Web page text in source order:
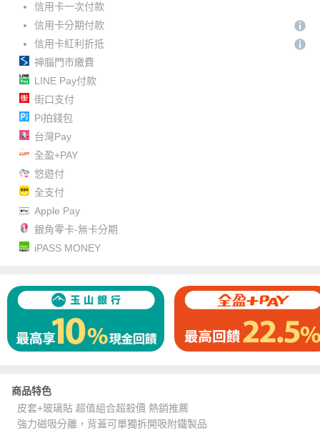
信用卡一次付款
信用卡分期付款
信用卡紅利折抵
神腦門市繳費
LINE Pay付款
街口支付
Pi拍錢包
台灣Pay
全盈+PAY
悠遊付
全支付
Apple Pay
銀角零卡-無卡分期
iPASS MONEY
商品特色
皮套+玻璃貼 超值組合超殺價 熱銷推薦
強力磁吸分離，背蓋可單獨拆開吸附鐵製品